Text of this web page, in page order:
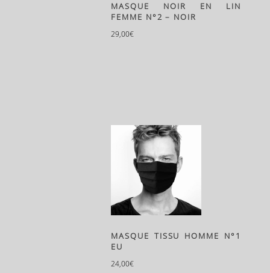
MASQUE NOIR EN LIN
FEMME N°2 – NOIR
29,00€
MASQUE TISSU HOMME N°1
EU
24,00€